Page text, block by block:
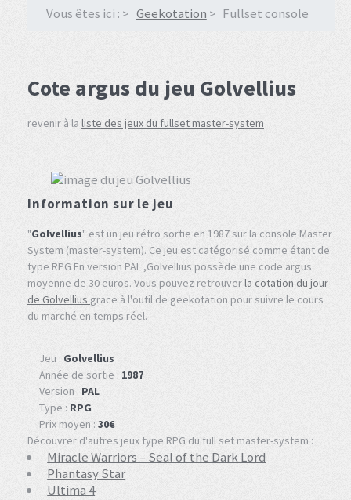
Vous êtes ici : Geekotation Fullset console
Cote argus du jeu Golvellius
revenir à la liste des jeux du fullset master-system
Information sur le jeu
"Golvellius" est un jeu rétro sortie en 1987 sur la console Master
System (master-system). Ce jeu est catégorisé comme étant de
type RPG En version PAL ,Golvellius possède une code argus
moyenne de 30 euros. Vous pouvez retrouverla cotation du jour
de Golvellius grace à l'outil de geekotation pour suivre le cours
du marché en temps réel.
Jeu : Golvellius
Année de sortie : 1987
Version : PAL
Type : RPG
Prix moyen : 30€
Découvrer d'autres jeux type RPG du full set master-system :
Miracle Warriors – Seal of the Dark Lord
Phantasy Star
Ultima 4